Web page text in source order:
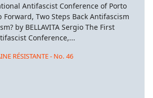
Antifascist Conference of Porto
Forward, Two Steps Back Antifascism
by BELLAVITA Sergio The First
Conference,...
RÉSISTANTE - No. 46